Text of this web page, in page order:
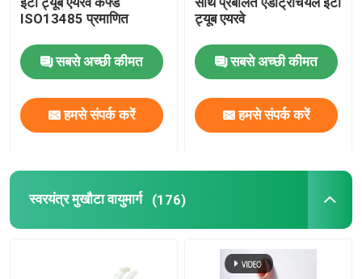
ऑरोफरीन्जियल एयरवे ट्यूब
ISO13485 प्रमाणित
सबसे अच्छी कीमत
हमसे संपर्क करें
ट्यूब एयरवे
सबसे अच्छी कीमत
हमसे संपर्क करें
स्वरयंत्र मुखौटा वायुमार्ग (176)